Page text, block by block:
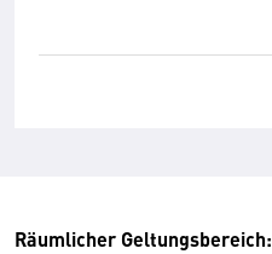
Räumlicher Geltungsbereich: